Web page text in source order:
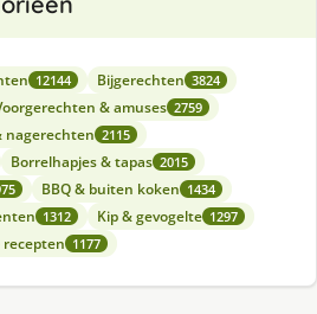
12144 Bijgerechten 3824
& amuses 2759
nagerechten 2115
Borrelhapjes & tapas 2015
BBQ & buiten koken 1434
1312 Kip & gevogelte 1297
recepten 1177